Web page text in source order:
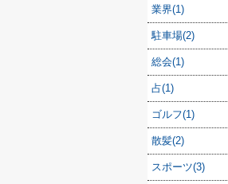
業界(1)
駐車場(2)
総会(1)
占(1)
ゴルフ(1)
散髪(2)
スポーツ(3)